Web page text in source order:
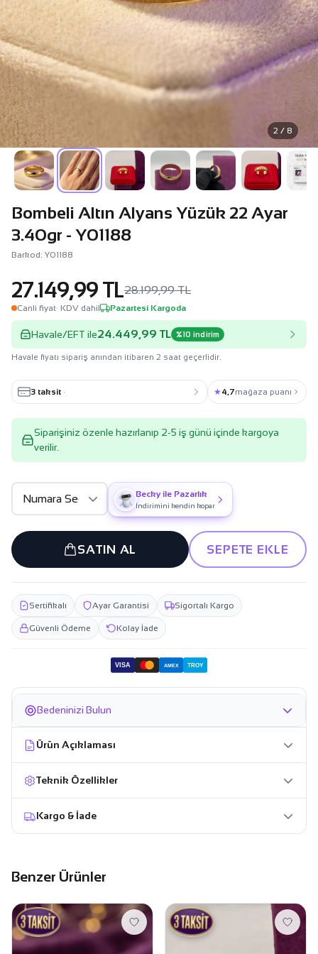
2 / 8
Bombeli Altın Alyans Yüzük 22 Ayar
3.40gr - Y01188
Barkod: Y01188
27.149,99 TL28.199,99 TL
Canli fiyat· KDV dahil Pazartesi Kargoda
Havale/EFT ile24.449,99 TL %10 indirim
Havale fiyatı sipariş anından itibaren 2 saat geçerlidir.
3 taksit · ★4,7mağaza puanı
Siparişiniz özenle hazırlanıp 2-5 iş günü içinde kargoya
verilir.
Becky ile Pazarlık
İndirimini kendin kopar
SATIN AL SEPETE EKLE
Sertifikalı Ayar Garantisi Sigortalı Kargo
Güvenli Ödeme Kolay İade
VISA AMEX TROY
Bedeninizi Bulun
Ürün Açıklaması
Teknik Özellikler
Kargo & İade
Benzer Ürünler